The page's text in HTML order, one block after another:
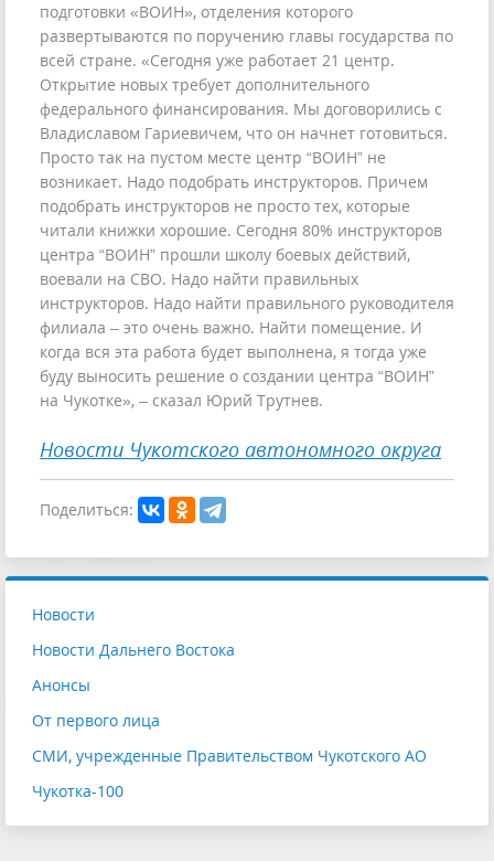
подготовки «ВОИН», отделения которого
развертываются по поручению главы государства по
всей стране. «Сегодня уже работает 21 центр.
Открытие новых требует дополнительного
федерального финансирования. Мы договорились с
Владиславом Гариевичем, что он начнет готовиться.
Просто так на пустом месте центр “ВОИН” не
возникает. Надо подобрать инструкторов. Причем
подобрать инструкторов не просто тех, которые
читали книжки хорошие. Сегодня 80% инструкторов
центра “ВОИН” прошли школу боевых действий,
воевали на СВО. Надо найти правильных
инструкторов. Надо найти правильного руководителя
филиала – это очень важно. Найти помещение. И
когда вся эта работа будет выполнена, я тогда уже
буду выносить решение о создании центра “ВОИН”
на Чукотке», – сказал Юрий Трутнев.
Новости Чукотского автономного округа
Поделиться:
Новости
Новости Дальнего Востока
Анонсы
От первого лица
СМИ, учрежденные Правительством Чукотского АО
Чукотка-100